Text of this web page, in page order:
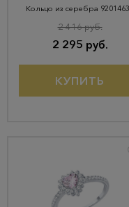
Кольцо из серебра
2 295 руб.
2 416 руб.
КУПИТЬ